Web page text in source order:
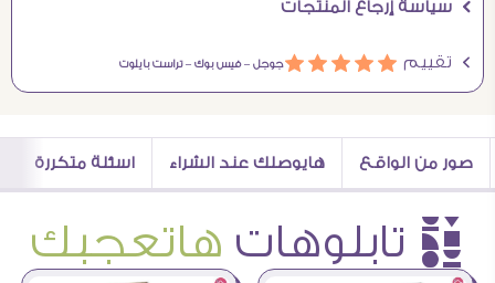
Ö سياسة إرجاع المنتجات
Ö تقييم áááááجوجل –فيس بوك –تراست بايلوت
صور من الواقع هايوصلك عند الشراء اسئلة متكررة
è تابلوهات هاتعجبك